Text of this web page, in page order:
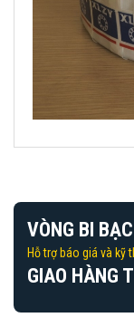
VÒNG BI
Hỗ trợ báo giá và kỹ
GIAO HÀNG